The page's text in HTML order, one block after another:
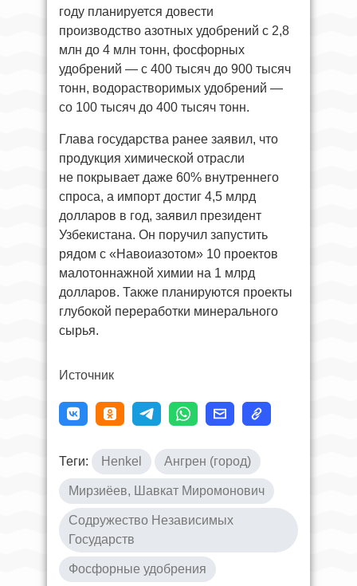
году планируется довести
производство азотных удобрений с 2,8
млн до 4 млн тонн, фосфорных
удобрений — с 400 тысяч до 900 тысяч
тонн, водорастворимых удобрений —
со 100 тысяч до 400 тысяч тонн.
Глава государства ранее заявил, что
продукция химической отрасли
не покрывает даже 60% внутреннего
спроса, а импорт достиг 4,5 млрд
долларов в год, заявил президент
Узбекистана. Он поручил запустить
рядом с «Навоиазотом» 10 проектов
малотоннажной химии на 1 млрд
долларов. Также планируются проекты
глубокой переработки минерального
сырья.
Источник
Теги: Henkel Ангрен (город)
Мирзиёев, Шавкат Миромонович
Содружество Независимых
Государств
Фосфорные удобрения